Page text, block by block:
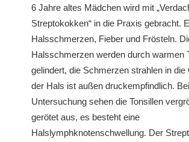
6 Jahre altes Mädchen wird mit
Streptokokken“ in die Praxis gebracht.
Halsschmerzen, Fieber und Frösteln.
Halsschmerzen werden durch warmen
gelindert, die Schmerzen strahlen in die
der Hals ist außen druckempfindlich.
Untersuchung sehen die Tonsillen
gerötet aus, es besteht eine
Halslymphknotenschwellung. Der